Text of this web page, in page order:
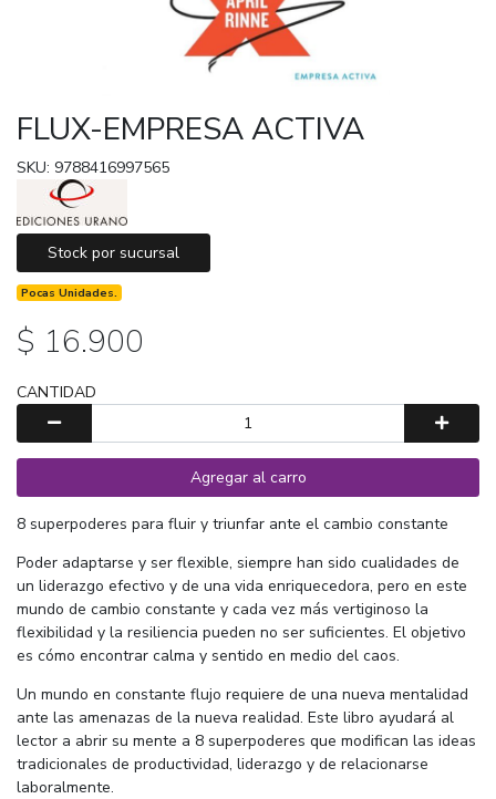
FLUX-EMPRESA ACTIVA
SKU: 9788416997565
Stock por sucursal
Pocas Unidades.
$ 16.900
CANTIDAD
Agregar al carro
8 superpoderes para fluir y triunfar ante el cambio constante
Poder adaptarse y ser flexible, siempre han sido cualidades de
un liderazgo efectivo y de una vida enriquecedora, pero en este
mundo de cambio constante y cada vez más vertiginoso la
flexibilidad y la resiliencia pueden no ser suficientes. El objetivo
es cómo encontrar calma y sentido en medio del caos.
Un mundo en constante flujo requiere de una nueva mentalidad
ante las amenazas de la nueva realidad. Este libro ayudará al
lector a abrir su mente a 8 superpoderes que modifican las ideas
tradicionales de productividad, liderazgo y de relacionarse
laboralmente.